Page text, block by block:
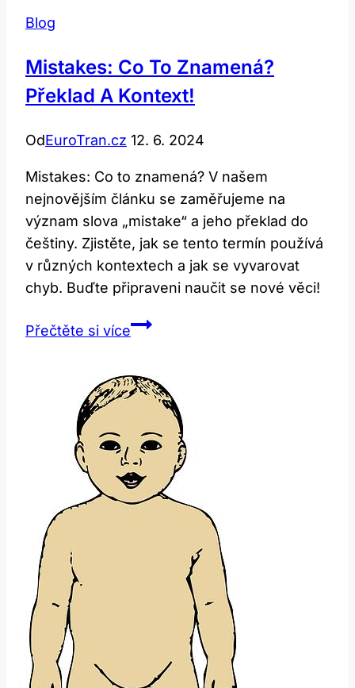
Blog
Mistakes: Co To Znamená?
Překlad A Kontext!
OdEuroTran.cz 12. 6. 2024
Mistakes: Co to znamená? V našem
nejnovějším článku se zaměřujeme na
význam slova „mistake“ a jeho překlad do
češtiny. Zjistěte, jak se tento termín používá
v různých kontextech a jak se vyvarovat
chyb. Buďte připraveni naučit se nové věci!
Přečtěte si víceMistakes:
znamená?
Překlad
kontext!